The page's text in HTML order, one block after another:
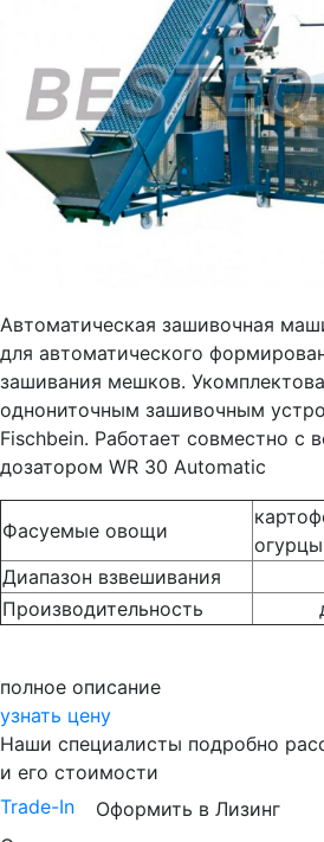
Автоматическая зашивочная
для автоматического
зашивания мешков.
однониточным зашивочным
Fisсhbein. Работает совместно с
дозатором WR 30 Automatic
Фасуемые овощи
Диапазон взвешивания
2,5
Производительность
до
полное описание
узнать цену
Наши специалисты подробно
и его стоимости
Trade-In
Оформить в Лизинг